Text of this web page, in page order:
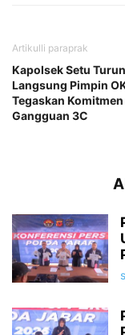
Artikulli paraprak
Kapolsek Setu Turun
Langsung Pimpin
Tegaskan
Gangguan 3C